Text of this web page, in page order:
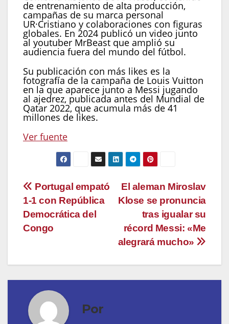
de entrenamiento de alta producción,
campañas de su marca personal
UR·Cristiano y colaboraciones con figuras
globales. En 2024 publicó un video junto
al youtuber MrBeast que amplió su
audiencia fuera del mundo del fútbol.
Su publicación con más likes es la
fotografía de la campaña de Louis Vuitton
en la que aparece junto a Messi jugando
al ajedrez, publicada antes del Mundial de
Qatar 2022, que acumula más de 41
millones de likes.
Ver fuente
Navegación
de
entradas
El aleman Miroslav
Klose se pronuncia
tras igualar su
récord Messi: «Me
alegrará mucho»
Portugal empató
1-1 con República
Democrática del
Congo
Por